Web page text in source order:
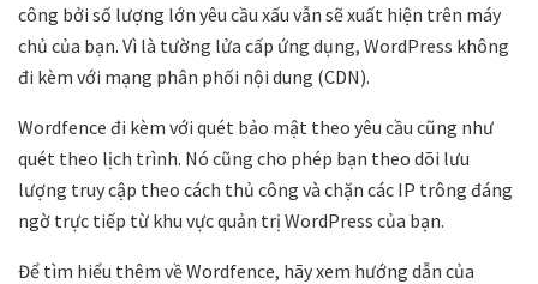
công bởi số lượng lớn yêu cầu xấu vẫn sẽ xuất hiện trên máy
chủ của bạn. Vì là tường lửa cấp ứng dụng, WordPress không
đi kèm với mạng phân phối nội dung (CDN).
Wordfence đi kèm với quét bảo mật theo yêu cầu cũng như
quét theo lịch trình. Nó cũng cho phép bạn theo dõi lưu
lượng truy cập theo cách thủ công và chặn các IP trông đáng
ngờ trực tiếp từ khu vực quản trị WordPress của bạn.
Để tìm hiểu thêm về Wordfence, hãy xem hướng dẫn của